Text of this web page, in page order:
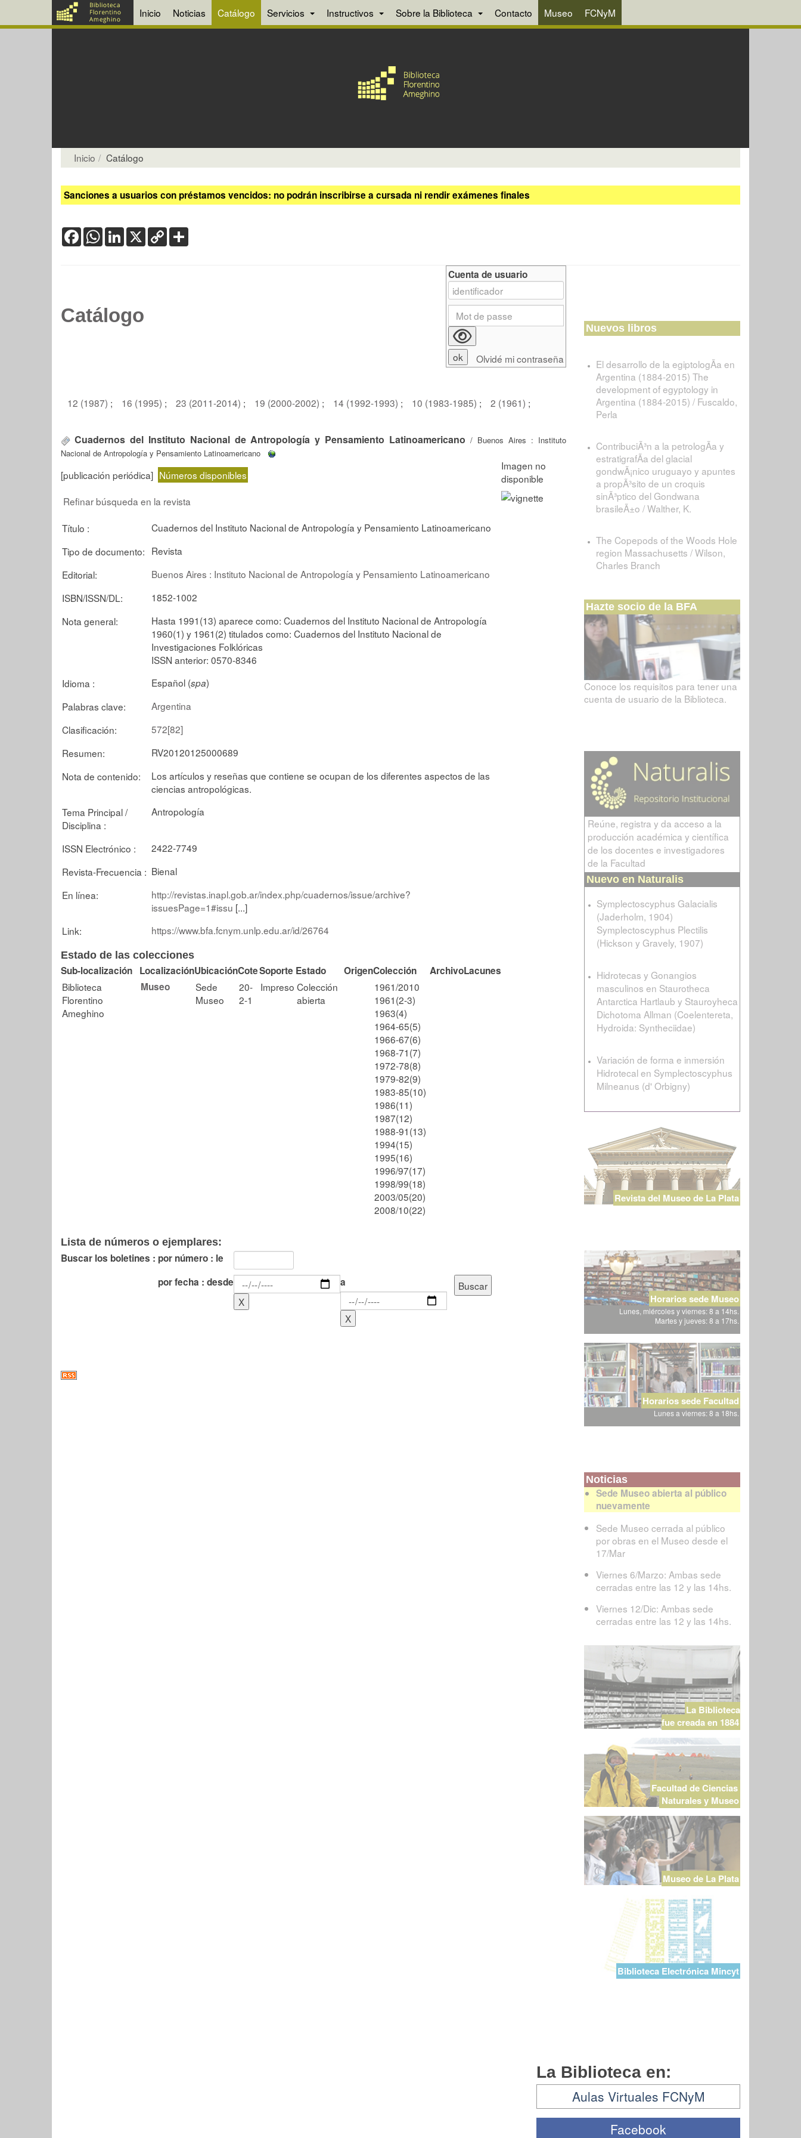
Inicio Noticias Catálogo Servicios Instructivos Sobre la Biblioteca Contacto Museo FCNyM
Inicio Catálogo
Sanciones a usuarios con préstamos vencidos: no podrán inscribirse a cursada ni rendir exámenes finales
FacebookWhatsApp
LinkedIn
X Copy
Link
Catálogo
12 (1987) ; 16 (1995) ; 23 (2011-2014) ; 19 (2000-2002) ; 14 (1992-1993) ; 10 (1983-1985) ; 2 (1961) ;
Cuadernos del Instituto Nacional de Antropología y Pensamiento Latinoamericano / Buenos Aires : Instituto
Nacional de Antropología y Pensamiento Latinoamericano
[publicación periódica] Números disponibles
Refinar búsqueda en la revista
Título :
Cuadernos del Instituto Nacional de Antropología y Pensamiento Latinoamericano
Tipo de documento: Revista
Editorial:
Buenos Aires : Instituto Nacional de Antropología y Pensamiento Latinoamericano
ISBN/ISSN/DL:
1852-1002
Nota general:
Hasta 1991(13) aparece como: Cuadernos del Instituto Nacional de Antropología
1960(1) y 1961(2) titulados como: Cuadernos del Instituto Nacional de
Investigaciones Folklóricas
ISSN anterior: 0570-8346
Idioma :
Español (spa)
Palabras clave:
Argentina
Clasificación:
572[82]
Resumen:
RV20120125000689
Nota de contenido:
Los artículos y reseñas que contiene se ocupan de los diferentes aspectos de las
ciencias antropológicas.
Tema Principal /
Disciplina :
Antropología
ISSN Electrónico :
2422-7749
Revista-Frecuencia : Bienal
En línea:
http://revistas.inapl.gob.ar/index.php/cuadernos/issue/archive?
issuesPage=1#issu [...]
Link:
https://www.bfa.fcnym.unlp.edu.ar/id/26764
Estado de las colecciones
Sub-localización LocalizaciónUbicaciónCoteSoporte Estado OrigenColección ArchivoLacunes
Biblioteca
Florentino
Ameghino
Museo
Sede
Museo
20-
2-1
Impreso Colección
abierta
1961/2010
1961(2-3)
1963(4)
1964-65(5)
1966-67(6)
1968-71(7)
1972-78(8)
1979-82(9)
1983-85(10)
1986(11)
1987(12)
1988-91(13)
1994(15)
1995(16)
1996/97(17)
1998/99(18)
2003/05(20)
2008/10(22)
Lista de números o ejemplares:
Buscar los boletines : por número : le
por fecha : desde
a
Cuenta de usuario
Olvidé mi contraseña
Nuevos libros
El desarrollo de la egiptologÃ­a en
Argentina (1884-2015) The
development of egyptology in
Argentina (1884-2015) / Fuscaldo,
Perla
ContribuciÃ³n a la petrologÃ­a y
estratigrafÃ­a del glacial
gondwÃ¡nico uruguayo y apuntes
a propÃ³sito de un croquis
sinÃ³ptico del Gondwana
brasileÃ±o / Walther, K.
The Copepods of the Woods Hole
region Massachusetts / Wilson,
Charles Branch
Hazte socio de la BFA
Conoce los requisitos para tener una
cuenta de usuario de la Biblioteca.
Reúne, registra y da acceso a la
producción académica y científica
de los docentes e investigadores
de la Facultad
Nuevo en Naturalis
Symplectoscyphus Galacialis
(Jaderholm, 1904)
Symplectoscyphus Plectilis
(Hickson y Gravely, 1907)
Hidrotecas y Gonangios
masculinos en Staurotheca
Antarctica Hartlaub y Stauroyheca
Dichotoma Allman (Coelentereta,
Hydroida: Syntheciidae)
Variación de forma e inmersión
Hidrotecal en Symplectoscyphus
Milneanus (d' Orbigny)
Revista del Museo de La Plata
Horarios sede Museo
Lunes, miércoles y viernes: 8 a 14hs.
Martes y jueves: 8 a 17hs.
Horarios sede Facultad
Lunes a viernes: 8 a 18hs.
Noticias
Sede Museo abierta al público
nuevamente
Sede Museo cerrada al público
por obras en el Museo desde el
17/Mar
Viernes 6/Marzo: Ambas sede
cerradas entre las 12 y las 14hs.
Viernes 12/Dic: Ambas sede
cerradas entre las 12 y las 14hs.
La Biblioteca
fue creada en 1884
Facultad de Ciencias
Naturales y Museo
Museo de La Plata
Biblioteca Electrónica Mincyt
La Biblioteca en:
Aulas Virtuales FCNyM
Facebook